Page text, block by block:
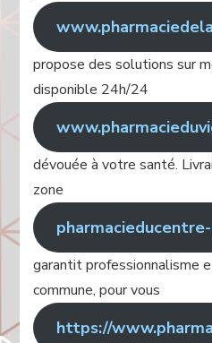
propose des solutions sur
disponible 24h/24
dévouée à votre santé.
zone
garantit professionnalisme
commune, pour vous
https://